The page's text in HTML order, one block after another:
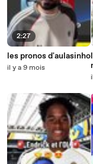
2:27
les pronos d'aulasinho
il y a 9 mois